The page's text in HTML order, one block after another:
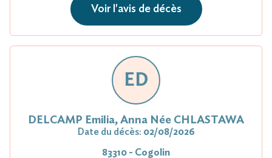
Voir l'avis de décès
ED
DELCAMP Emilia, Anna Née CHLASTAWA
Date du décès: 02/08/2026
83310 - Cogolin